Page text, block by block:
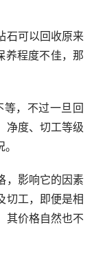
石可以回收原来
养程度不佳，那
，不过一旦回
净度、切工等级
，影响它的因素
切工，即便是相
其价格自然也不